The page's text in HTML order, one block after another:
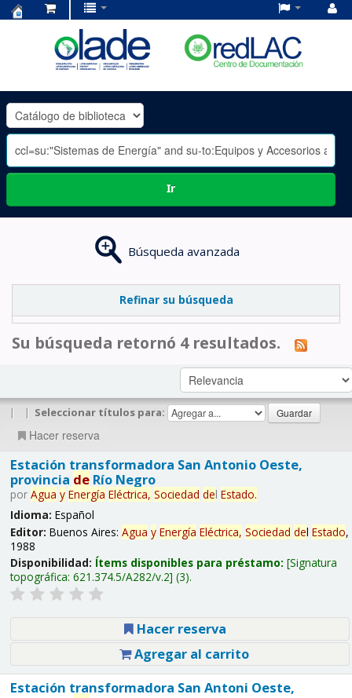
OLADE
-
Ir
Búsqueda avanzada
Refinar su búsqueda
Su búsqueda retornó 4 resultados.
| | Seleccionar títulos para:
Hacer reserva
Estación transformadora San Antonio Oeste,
provincia deRío Negro
por Agua y Energía Eléctrica, Sociedad del Estado.
Idioma: Español
Editor: Buenos Aires: Agua y Energía Eléctrica, Sociedad del Estado,
1988
Disponibilidad: Ítems disponibles para préstamo: Signatura
topográfica: 621.374.5/A282/v.2 (3).
Hacer reserva
Agregar al carrito
Estación transformadora San Antoni Oeste,